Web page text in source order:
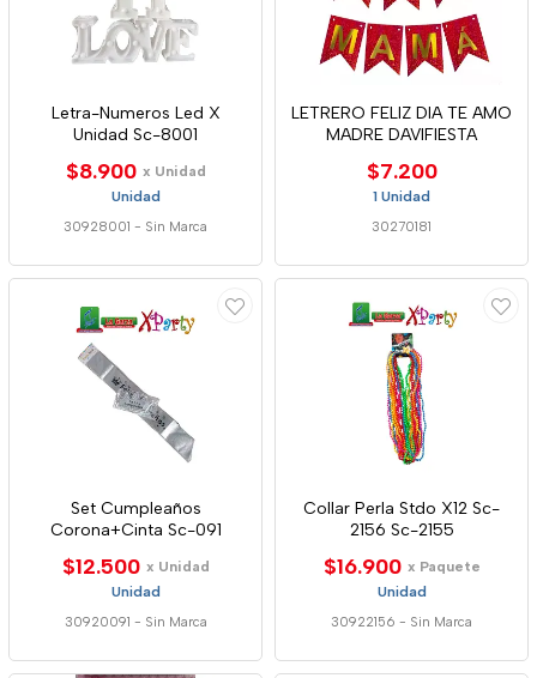
Letra-Numeros Led X
Unidad Sc-8001
$8.900 x Unidad
Unidad
30928001 - Sin Marca
LETRERO FELIZ DIA TE AMO
MADRE DAVIFIESTA
$7.200
1 Unidad
30270181
Set Cumpleaños
Corona+Cinta Sc-091
$12.500 x Unidad
Unidad
30920091 - Sin Marca
Collar Perla Stdo X12 Sc-
2156 Sc-2155
$16.900 x Paquete
Unidad
30922156 - Sin Marca